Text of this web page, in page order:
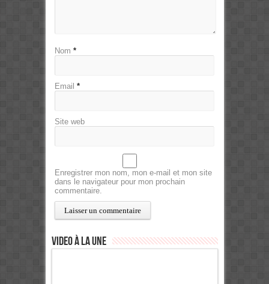
Nom *
Email *
Site web
Enregistrer mon nom, mon e-mail et mon site
dans le navigateur pour mon prochain
commentaire.
Video à la Une